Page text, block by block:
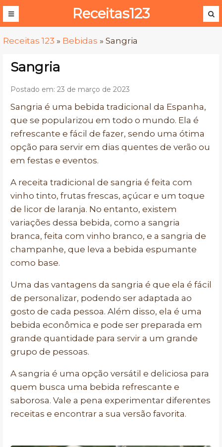
Receitas123
Receitas 123 » Bebidas » Sangria
Sangria
Postado em: 23 de março de 2023
Sangria é uma bebida tradicional da Espanha,
que se popularizou em todo o mundo. Ela é
refrescante e fácil de fazer, sendo uma ótima
opção para servir em dias quentes de verão ou
em festas e eventos.
A receita tradicional de sangria é feita com
vinho tinto, frutas frescas, açúcar e um toque
de licor de laranja. No entanto, existem
variações dessa bebida, como a sangria
branca, feita com vinho branco, e a sangria de
champanhe, que leva a bebida espumante
como base.
Uma das vantagens da sangria é que ela é fácil
de personalizar, podendo ser adaptada ao
gosto de cada pessoa. Além disso, ela é uma
bebida econômica e pode ser preparada em
grande quantidade para servir a um grande
grupo de pessoas.
A sangria é uma opção versátil e deliciosa para
quem busca uma bebida refrescante e
saborosa. Vale a pena experimentar diferentes
receitas e encontrar a sua versão favorita.